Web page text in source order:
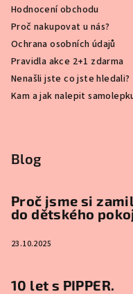
Hodnocení obchodu
Proč nakupovat u nás?
Ochrana osobních údajů
Pravidla akce 2+1 zdarma
Nenašli jste co jste hledali?
Kam a jak nalepit
Blog
Proč jsme si
do dětského
23.10.2025
10 let s PIPPER.